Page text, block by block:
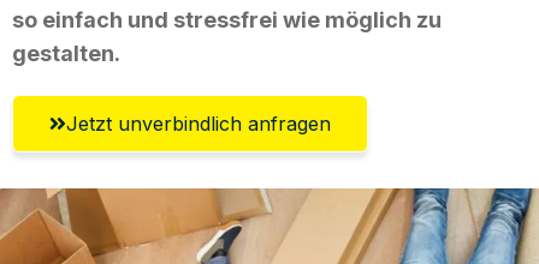
so einfach und stressfrei wie möglich zu
gestalten.
Jetzt unverbindlich anfragen